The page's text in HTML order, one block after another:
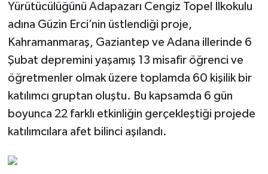
Yürütücülüğünü Adapazarı Cengiz Topel İlkokulu
adına Güzin Erci’nin üstlendiği proje,
Kahramanmaraş, Gaziantep ve Adana illerinde 6
Şubat depremini yaşamış 13 misafir öğrenci ve
öğretmenler olmak üzere toplamda 60 kişilik bir
katılımcı gruptan oluştu. Bu kapsamda 6 gün
boyunca 22 farklı etkinliğin gerçekleştiği projede
katılımcılara afet bilinci aşılandı.